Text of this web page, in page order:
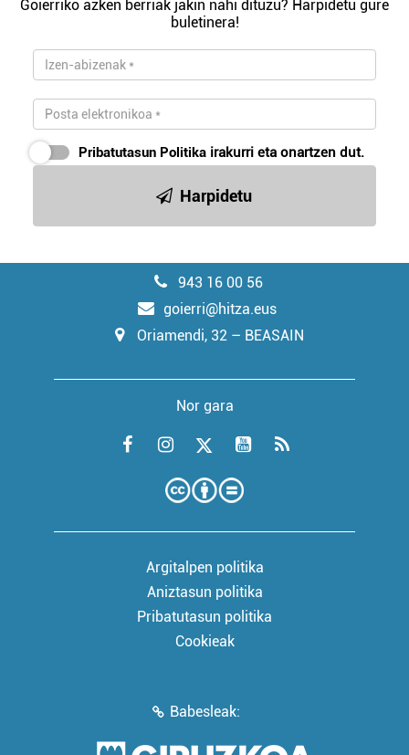
Goierriko azken berriak jakin nahi dituzu? Harpidetu gure
buletinera!
Pribatutasun Politika irakurri eta onartzen dut.
Harpidetu
943 16 00 56
goierri@hitza.eus
Oriamendi, 32 – BEASAIN
Nor gara
Argitalpen politika
Aniztasun politika
Pribatutasun politika
Cookieak
Babesleak: